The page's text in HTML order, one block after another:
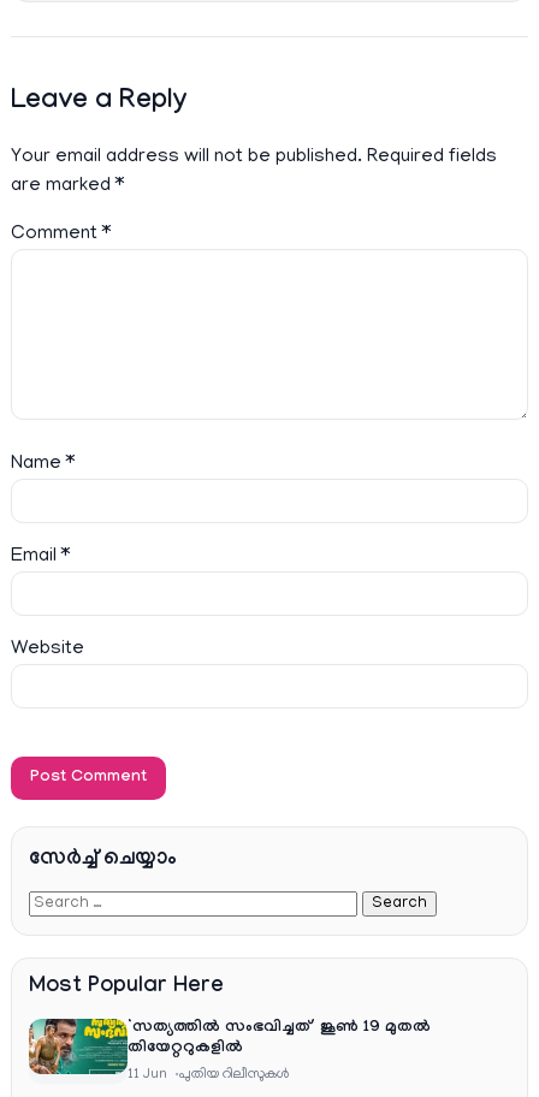
Leave a Reply
Your email address will not be published. Required fields
are marked*
Comment*
Name*
Email*
Website
സേര്‍ച്ച്‌ ചെയ്യാം
Most Popular Here
‘സത്യത്തിൽ സംഭവിച്ചത്’ ജൂൺ 19 മുതൽ
തിയേറ്ററുകളിൽ
11 Jun പുതിയ റിലീസുകള്‍